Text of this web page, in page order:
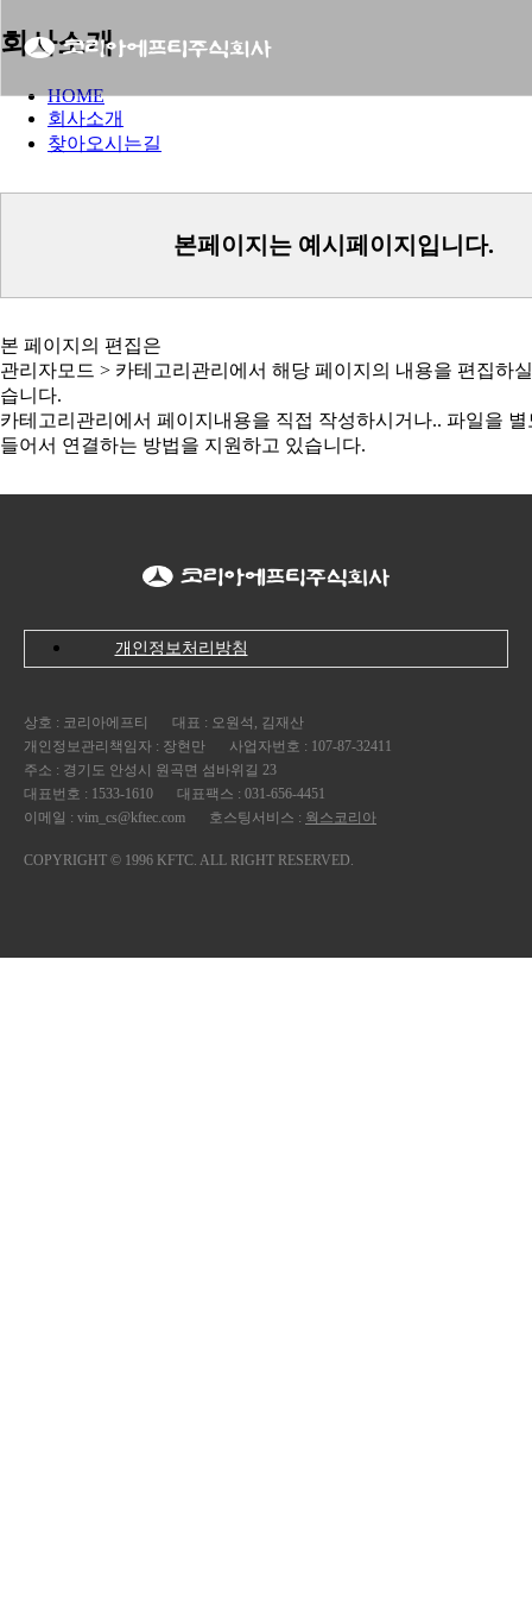
회사소개
HOME
회사소개
찾아오시는길
본페이지는 예시페이지입니다.
본 페이지의 편집은
관리자모드 > 카테고리관리에서 해당 페이지의 내용을 편집하
습니다.
카테고리관리에서 페이지내용을 직접 작성하시거나.. 파일을 별
들어서 연결하는 방법을 지원하고 있습니다.
개인정보처리방침
상호 : 코리아에프티
대표 : 오원석, 김재산
개인정보관리책임자 : 장현만
사업자번호 : 107-87-32411
주소 : 경기도 안성시 원곡면 섬바위길 23
대표번호 : 1533-1610
대표팩스 : 031-656-4451
이메일 : vim_cs@kftec.com
호스팅서비스 : 웍스코리아
COPYRIGHT © 1996 KFTC. ALL RIGHT RESERVED.